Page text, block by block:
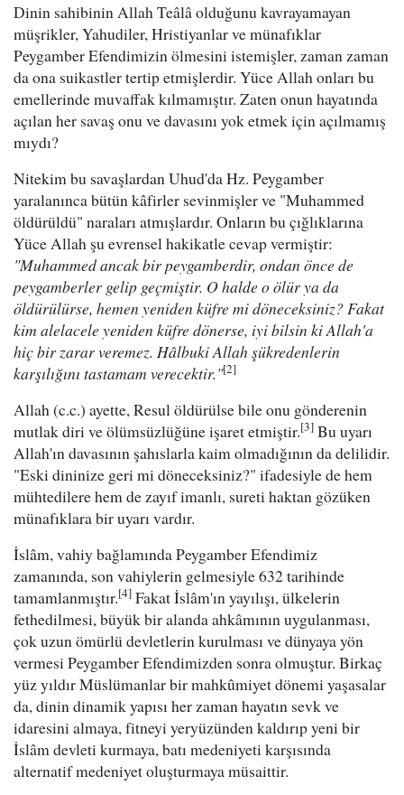
Dinin sahibinin Allah Teâlâ olduğunu kavrayamayan
müşrikler, Yahudiler, Hristiyanlar ve münafıklar
Peygamber Efendimizin ölmesini istemişler, zaman zaman
da ona suikastler tertip etmişlerdir. Yüce Allah onları bu
emellerinde muvaffak kılmamıştır. Zaten onun hayatında
açılan her savaş onu ve davasını yok etmek için açılmamış
mıydı?
Nitekim bu savaşlardan Uhud'da Hz. Peygamber
yaralanınca bütün kâfirler sevinmişler ve "Muhammed
öldürüldü" naraları atmışlardır. Onların bu çığlıklarına
Yüce Allah şu evrensel hakikatle cevap vermiştir:
"Muhammed ancak bir peygamberdir, ondan önce de
peygamberler gelip geçmiştir. O halde o ölür ya da
öldürülürse, hemen yeniden küfre mi döneceksiniz? Fakat
kim alelacele yeniden küfre dönerse, iyi bilsin ki Allah'a
hiç bir zarar veremez. Hâlbuki Allah şükredenlerin
karşılığını tastamam verecektir."[2]
Allah (c.c.) ayette, Resul öldürülse bile onu gönderenin
mutlak diri ve ölümsüzlüğüne işaret etmiştir.[3] Bu uyarı
Allah'ın davasının şahıslarla kaim olmadığının da delilidir.
"Eski dininize geri mi döneceksiniz?" ifadesiyle de hem
mühtedilere hem de zayıf imanlı, sureti haktan gözüken
münafıklara bir uyarı vardır.
İslâm, vahiy bağlamında Peygamber Efendimiz
zamanında, son vahiylerin gelmesiyle 632 tarihinde
tamamlanmıştır.[4] Fakat İslâm'ın yayılışı, ülkelerin
fethedilmesi, büyük bir alanda ahkâmının uygulanması,
çok uzun ömürlü devletlerin kurulması ve dünyaya yön
vermesi Peygamber Efendimizden sonra olmuştur. Birkaç
yüz yıldır Müslümanlar bir mahkûmiyet dönemi yaşasalar
da, dinin dinamik yapısı her zaman hayatın sevk ve
idaresini almaya, fitneyi yeryüzünden kaldırıp yeni bir
İslâm devleti kurmaya, batı medeniyeti karşısında
alternatif medeniyet oluşturmaya müsaittir.